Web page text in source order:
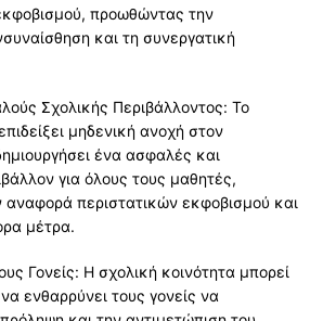
προωθώντας την
και τη συνεργατική
Σχολικής Περιβάλλοντος: Το
μηδενική ανοχή στον
ένα ασφαλές και
για όλους τους μαθητές,
αναφορά περιστατικών εκφοβισμού και
μέτρα.
Γονείς: Η σχολική κοινότητα μπορεί
ενθαρρύνει τους γονείς να